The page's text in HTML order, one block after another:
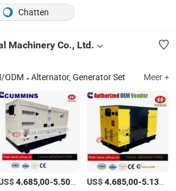
Chatten
Machinery Co., Ltd.
ODM Alternator, Generator Set Meer +
/Stuk4.685,00-5.505,00 /Stuk
US$4.685,00-5.130,00